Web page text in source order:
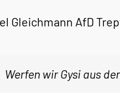
Gleichmann AfD
Werfen wir Gysi aus